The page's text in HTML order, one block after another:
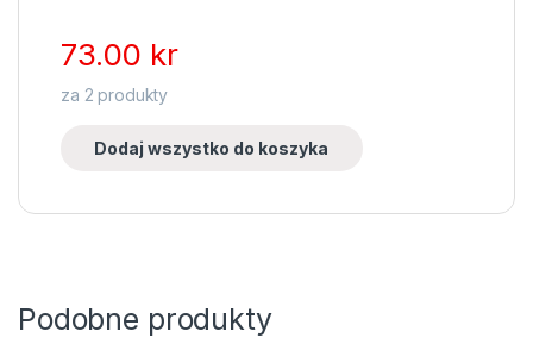
73.00 kr
za 2 produkty
Dodaj wszystko do koszyka
Podobne produkty